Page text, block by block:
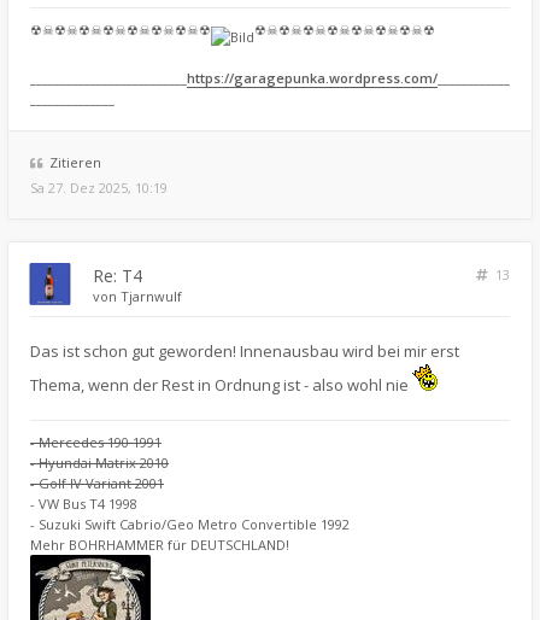
☢☠☢☠☢☠☢☠☢☠☢☠☢☠☢ ☢☠☢☠☢☠☢☠☢☠☢☠☢☠☢
https://garagepunka.wordpress.com/
Zitieren
Sa 27. Dez 2025, 10:19
Re: T4
13
von Tjarnwulf
Das ist schon gut geworden! Innenausbau wird bei mir erst
Thema, wenn der Rest in Ordnung ist - also wohl nie
- Mercedes 190 1991
- Hyundai Matrix 2010
- Golf IV Variant 2001
- VW Bus T4 1998
- Suzuki Swift Cabrio/Geo Metro Convertible 1992
Mehr BOHRHAMMER für DEUTSCHLAND!